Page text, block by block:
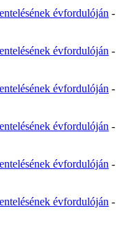
évfordulóján -
évfordulóján -
évfordulóján -
évfordulóján -
évfordulóján -
évfordulóján -